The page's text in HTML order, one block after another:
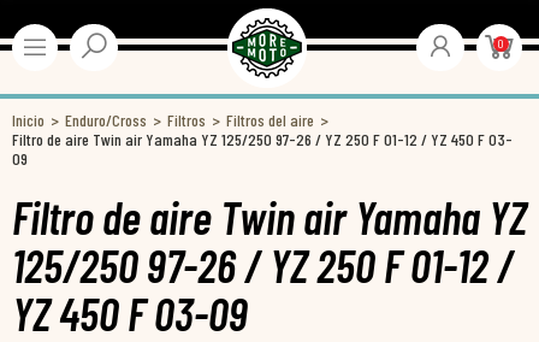
0
Inicio Enduro/Cross Filtros
Filtros del aire
Filtro de aire Twin air Yamaha YZ 125/250 97-26 / YZ 250 F 01-12 / YZ 450 F 03-
09
Filtro de aire Twin air Yamaha YZ
125/250 97-26 / YZ 250 F 01-12 /
YZ 450 F 03-09